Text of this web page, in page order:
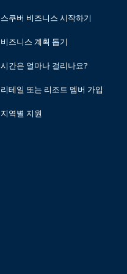
스쿠버 비즈니스 시작하기
비즈니스 계획 돕기
시간은 얼마나 걸리나요?
리테일 또는 리조트 멤버 가입
지역별 지원